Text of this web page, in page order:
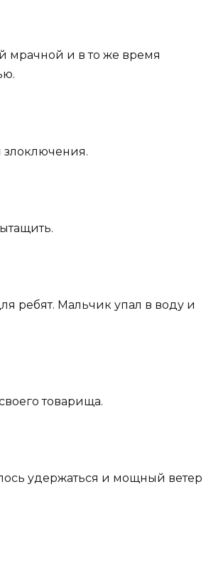
мрачной и в то же время
ребят. Мальчик упал в воду и
товарища.
удержаться и мощный ветер